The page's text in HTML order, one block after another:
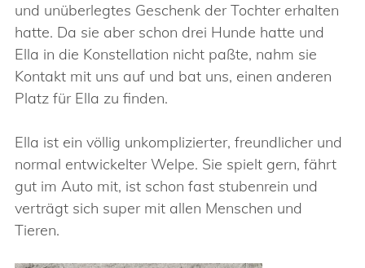
und unüberlegtes Geschenk der Tochter erhalten
hatte. Da sie aber schon drei Hunde hatte und
Ella in die Konstellation nicht paßte, nahm sie
Kontakt mit uns auf und bat uns, einen anderen
Platz für Ella zu finden.
Ella ist ein völlig unkomplizierter, freundlicher und
normal entwickelter Welpe. Sie spielt gern, fährt
gut im Auto mit, ist schon fast stubenrein und
verträgt sich super mit allen Menschen und
Tieren.